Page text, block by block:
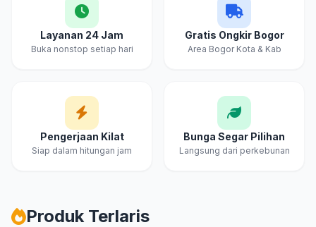
Layanan 24 Jam
Buka nonstop setiap hari
Gratis Ongkir Bogor
Area Bogor Kota & Kab
Pengerjaan Kilat
Siap dalam hitungan jam
Bunga Segar Pilihan
Langsung dari perkebunan
Produk Terlaris